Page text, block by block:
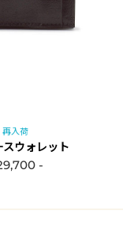
再入荷
スウォレット
-